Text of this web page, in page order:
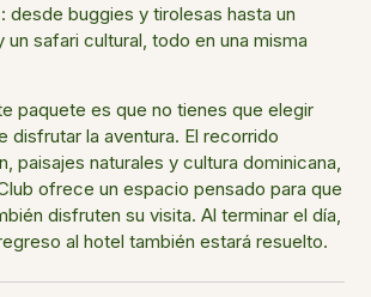
desde buggies y tirolesas hasta un
un safari cultural, todo en una misma
paquete es que no tienes que elegir
disfrutar la aventura. El recorrido
paisajes naturales y cultura dominicana,
ofrece un espacio pensado para que
disfruten su visita. Al terminar el día,
al hotel también estará resuelto.